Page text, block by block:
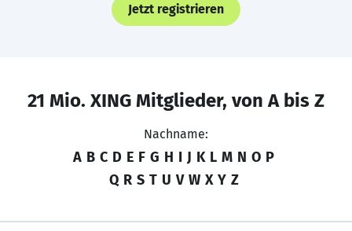
Jetzt registrieren
21 Mio. XING Mitglieder, von A bis Z
Nachname:
A B C D E F G H I J K L M N O P
Q R S T U V W X Y Z